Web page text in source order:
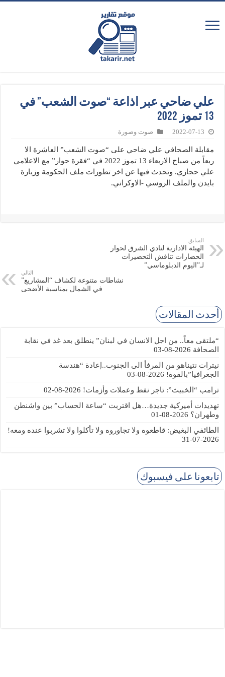
علي ضاحي عبر اذاعة “صوت الشعب” في
13 تموز 2022
2022-07-13 صوت وصورة
مقابلة الصحافي علي ضاحي على “صوت الشعب” العاشرة الا
ربعاً من صباح الاربعاء 13 تموز 2022 في “فقرة حوار” مع الاعلامي
علي حجازي. وتحدث فيها عن اخر تطورات ملف الحكومة وزيارة
بايدن والملف الروسي -الاوكراني.
السابق
الهيئة الادارية لنادي الشرق لحوار
الحضارات تناقش التحضيرات
لـ”اليوم الدبلوماسي”
التالي
نشاطات متنوعة لكشاف “المشاريع”
في الشمال بمناسبة الأضحى
أحدث المقالات
“ملتقى معاً.. من اجل الانسان في لبنان” ينطلق بعد غد في نقابة
الصحافة 2026-08-03
نيترات نتيناهو من المرفأ الى الجنوب..إعادة “هندسة
الجغرافيا”بالقوة! 2026-08-03
ترامب “الخبيث”: تاجر نفط وعملات وأزمات! 2026-08-02
تهديدات أميركية جديدة…هل اقتربت “ساعة الحساب” بين واشنطن
وطهران؟ 2026-08-01
الطائفي البغيض: قاطعوه ولا تجاوروه ولا تأكلوا ولا تشربوا عنده ومعه!
2026-07-31
تابعونا على فيسبوك